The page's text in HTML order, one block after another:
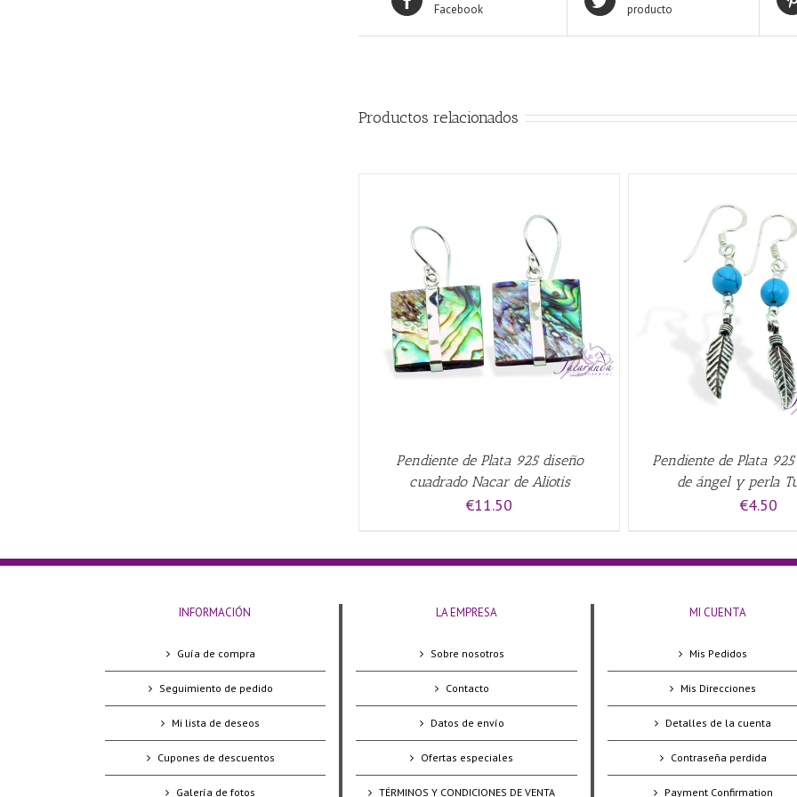
Facebook producto
Productos relacionados
Pendiente de Plata 925 diseño
cuadrado Nacar de Aliotis
€11.50
QUICK VIEW
Pendiente de Plata
de ángel y perla
€4.50
QUICK
INFORMACIÓN
Guía de compra
Seguimiento de pedido
Mi lista de deseos
Cupones de descuentos
Galería de fotos
LA EMPRESA
Sobre nosotros
Contacto
Datos de envío
Ofertas especiales
TÉRMINOS Y CONDICIONES DE VENTA
MI CUENTA
Mis Pedidos
Mis Direcciones
Detalles de la cuenta
Contraseña perdida
Payment Confirmation